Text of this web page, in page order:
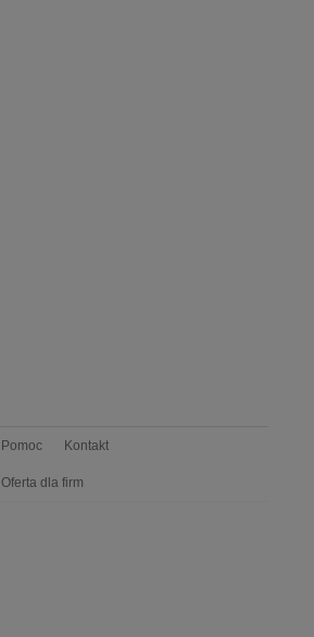
Pomoc Kontakt
Oferta dla firm